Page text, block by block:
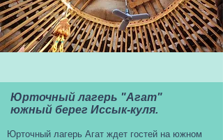
Юрточный лагерь "Агат"
южный берег Иссык-куля.
Юрточный лагерь Агат ждет гостей на южном